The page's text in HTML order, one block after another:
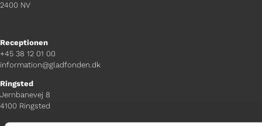
2400 NV
Receptionen
+45 38 12 01 00
information@gladfonden.dk
Ringsted
Jernbanevej 8
4100 Ringsted